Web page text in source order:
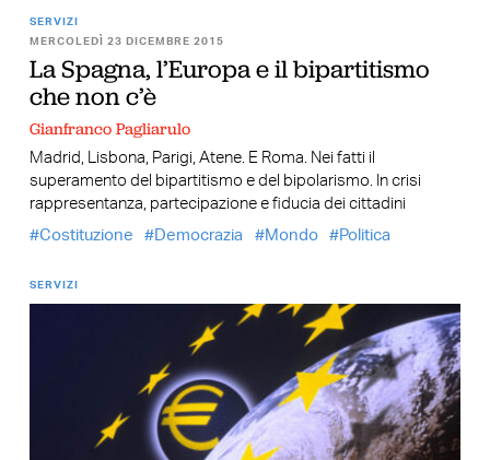
SERVIZI
MERCOLEDÌ 23 DICEMBRE 2015
La Spagna, l’Europa e il bipartitismo
che non c’è
Gianfranco Pagliarulo
Madrid, Lisbona, Parigi, Atene. E Roma. Nei fatti il
superamento del bipartitismo e del bipolarismo. In crisi
rappresentanza, partecipazione e fiducia dei cittadini
Costituzione
Democrazia Mondo Politica
SERVIZI